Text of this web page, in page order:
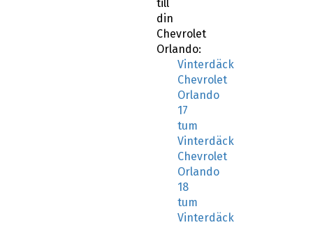
till
din
Chevrolet
Orlando:
Vinterdäck
Chevrolet
Orlando
17
tum
Vinterdäck
Chevrolet
Orlando
18
tum
Vinterdäck